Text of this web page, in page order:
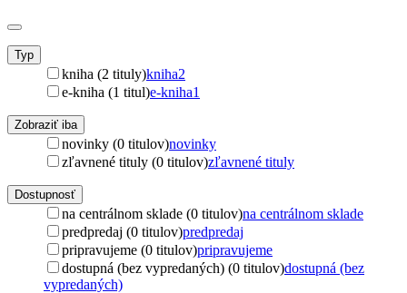
Typ
kniha (2 tituly)kniha2
e-kniha (1 titul)e-kniha1
Zobraziť iba
novinky (0 titulov)novinky
zľavnené tituly (0 titulov)zľavnené tituly
Dostupnosť
na centrálnom sklade (0 titulov)na centrálnom sklade
predpredaj (0 titulov)predpredaj
pripravujeme (0 titulov)pripravujeme
dostupná (bez vypredaných) (0 titulov)dostupná (bez
vypredaných)